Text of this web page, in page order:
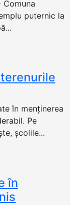
Comuna
puternic la
în menținerea
Pe
școlile...
în